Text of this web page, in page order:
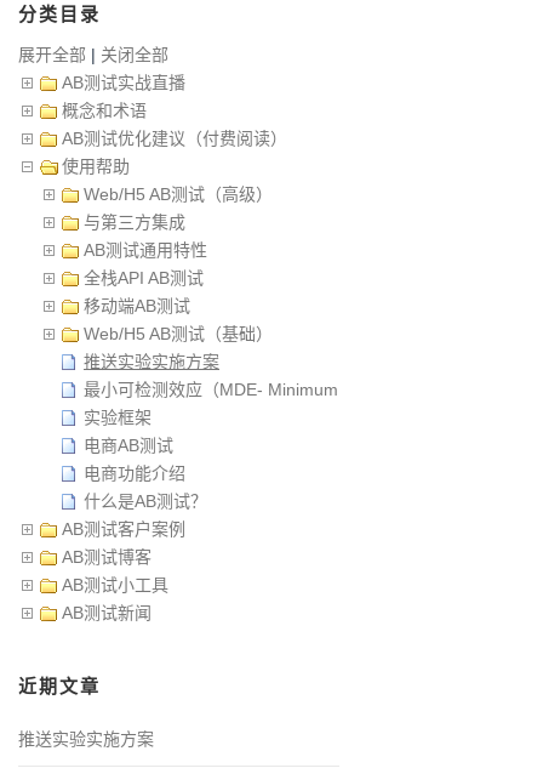
分类目录
展开全部 | 关闭全部
AB测试实战直播
概念和术语
AB测试优化建议（付费阅读）
使用帮助
Web/H5 AB测试（高级）
与第三方集成
AB测试通用特性
全栈API AB测试
移动端AB测试
Web/H5 AB测试（基础）
推送实验实施方案
最小可检测效应（MDE- Minimum Detectable Effect）
实验框架
电商AB测试
电商功能介绍
什么是AB测试？
AB测试客户案例
AB测试博客
AB测试小工具
AB测试新闻
近期文章
推送实验实施方案